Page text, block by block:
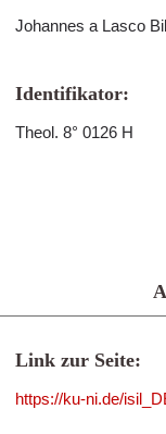
Johannes a Lasco
Identifikator:
Theol. 8° 0126 H
Link zur Seite:
https://ku-ni.de/